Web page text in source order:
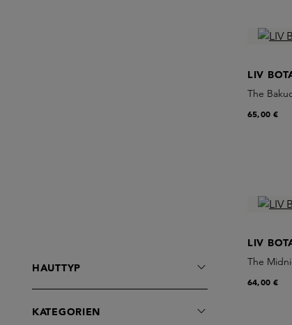
HAUTTYP
KATEGORIEN
LIV
The
65,00 €
LIV
The
64,00 €